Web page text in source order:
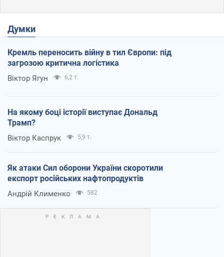
Думки
Кремль переносить війну в тил Європи: під
загрозою критична логістика
Віктор Ягун 6,2 т.
На якому боці історії виступає Дональд
Трамп?
Віктор Каспрук 5,9 т.
Як атаки Сил оборони України скоротили
експорт російських нафтопродуктів
Андрій Клименко 582